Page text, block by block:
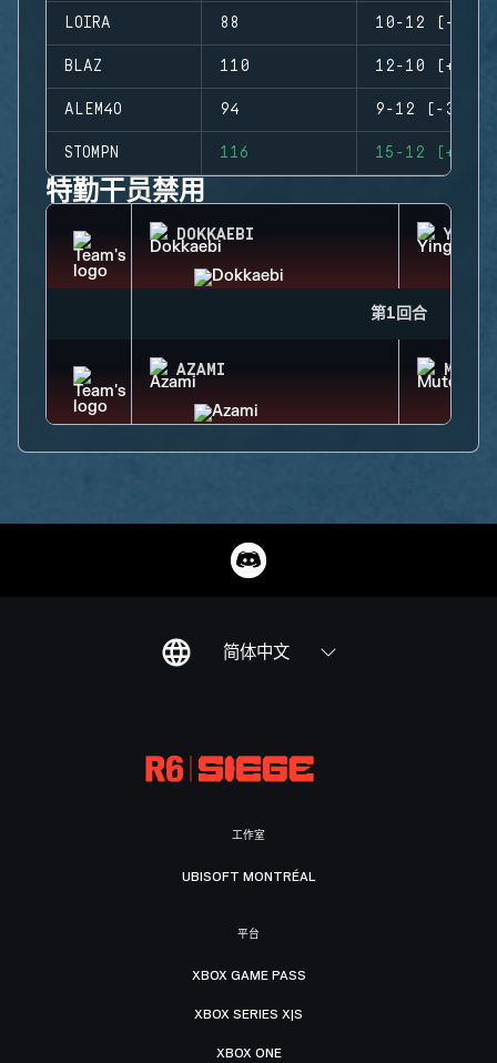
LOIRA 88 10-12 (-2)
BLAZ 110 12-10 (+2)
ALEM4O 94 9-12 (-3)
STOMPN 116 15-12 (+3)
特勤干员禁用
DOKKAEBI YING
第1回合
AZAMI MUTE
简体中文
工作室
UBISOFT MONTRÉAL
平台
XBOX GAME PASS
XBOX SERIES X|S
XBOX ONE